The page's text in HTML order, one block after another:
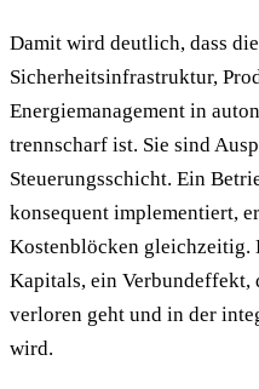
Damit wird deutlich, dass
Sicherheitsinfrastruktur,
Energiemanagement in
trennscharf ist. Sie sind
Steuerungsschicht. Ein
konsequent implementiert,
Kostenblöcken gleichzeitig.
Kapitals, ein Verbundeffekt,
verloren geht und in der
wird.